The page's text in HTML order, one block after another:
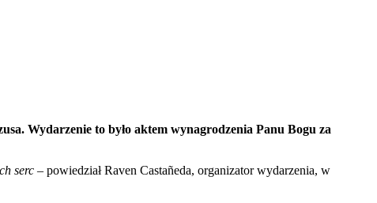
Wydarzenie to było aktem wynagrodzenia Panu Bogu za
serc – powiedział Raven Castañeda, organizator wydarzenia, w